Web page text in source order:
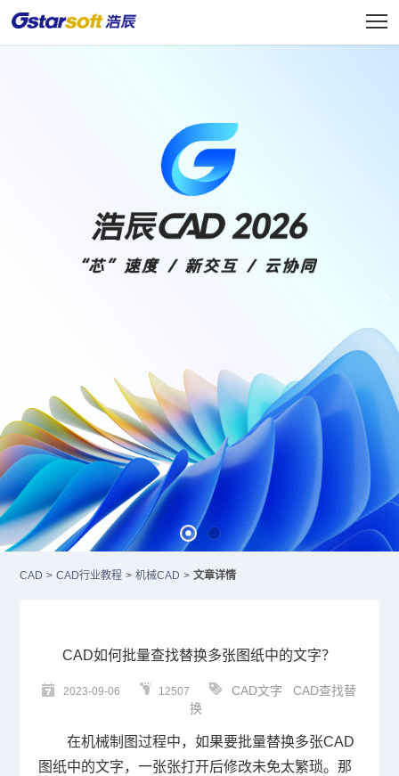
CAD > CAD行业教程 > 机械CAD > 文章详情
CAD如何批量查找替换多张图纸中的文字？
2023-09-06 12507 CAD文字
CAD查找替
换
在机械制图过程中，如果要批量替换多张CAD
图纸中的文字，一张张打开后修改未免太繁琐。那